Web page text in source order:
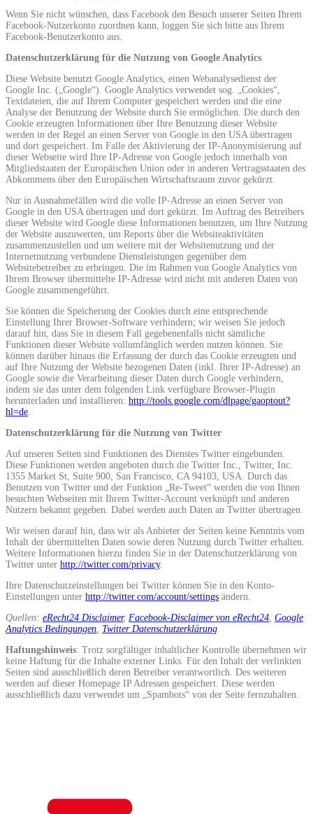
Wenn Sie nicht wünschen, dass Facebook den Besuch unserer Seiten Ihrem
Facebook-Nutzerkonto zuordnen kann, loggen Sie sich bitte aus Ihrem
Facebook-Benutzerkonto aus.
Datenschutzerklärung für die Nutzung von Google Analytics
Diese Website benutzt Google Analytics, einen Webanalysedienst der
Google Inc. („Google“). Google Analytics verwendet sog. „Cookies“,
Textdateien, die auf Ihrem Computer gespeichert werden und die eine
Analyse der Benutzung der Website durch Sie ermöglichen. Die durch den
Cookie erzeugten Informationen über Ihre Benutzung dieser Website
werden in der Regel an einen Server von Google in den USA übertragen
und dort gespeichert. Im Falle der Aktivierung der IP-Anonymisierung auf
dieser Webseite wird Ihre IP-Adresse von Google jedoch innerhalb von
Mitgliedstaaten der Europäischen Union oder in anderen Vertragsstaaten des
Abkommens über den Europäischen Wirtschaftsraum zuvor gekürzt.
Nur in Ausnahmefällen wird die volle IP-Adresse an einen Server von
Google in den USA übertragen und dort gekürzt. Im Auftrag des Betreibers
dieser Website wird Google diese Informationen benutzen, um Ihre Nutzung
der Website auszuwerten, um Reports über die Websiteaktivitäten
zusammenzustellen und um weitere mit der Websitenutzung und der
Internetnutzung verbundene Dienstleistungen gegenüber dem
Websitebetreiber zu erbringen. Die im Rahmen von Google Analytics von
Ihrem Browser übermittelte IP-Adresse wird nicht mit anderen Daten von
Google zusammengeführt.
Sie können die Speicherung der Cookies durch eine entsprechende
Einstellung Ihrer Browser-Software verhindern; wir weisen Sie jedoch
darauf hin, dass Sie in diesem Fall gegebenenfalls nicht sämtliche
Funktionen dieser Website vollumfänglich werden nutzen können. Sie
können darüber hinaus die Erfassung der durch das Cookie erzeugten und
auf Ihre Nutzung der Website bezogenen Daten (inkl. Ihrer IP-Adresse) an
Google sowie die Verarbeitung dieser Daten durch Google verhindern,
indem sie das unter dem folgenden Link verfügbare Browser-Plugin
herunterladen und installieren: http://tools.google.com/dlpage/gaoptout?
hl=de.
Datenschutzerklärung für die Nutzung von Twitter
Auf unseren Seiten sind Funktionen des Dienstes Twitter eingebunden.
Diese Funktionen werden angeboten durch die Twitter Inc., Twitter, Inc.
1355 Market St, Suite 900, San Francisco, CA 94103, USA. Durch das
Benutzen von Twitter und der Funktion „Re-Tweet“ werden die von Ihnen
besuchten Webseiten mit Ihrem Twitter-Account verknüpft und anderen
Nutzern bekannt gegeben. Dabei werden auch Daten an Twitter übertragen.
Wir weisen darauf hin, dass wir als Anbieter der Seiten keine Kenntnis vom
Inhalt der übermittelten Daten sowie deren Nutzung durch Twitter erhalten.
Weitere Informationen hierzu finden Sie in der Datenschutzerklärung von
Twitter unter http://twitter.com/privacy.
Ihre Datenschutzeinstellungen bei Twitter können Sie in den Konto-
Einstellungen unter http://twitter.com/account/settings ändern.
Quellen: eRecht24 Disclaimer, Facebook-Disclaimer von eRecht24, Google
Analytics Bedingungen, Twitter Datenschutzerklärung
Haftungshinweis: Trotz sorgfältiger inhaltlicher Kontrolle übernehmen wir
keine Haftung für die Inhalte externer Links. Für den Inhalt der verlinkten
Seiten sind ausschließlich deren Betreiber verantwortlich. Des weiteren
werden auf dieser Homepage IP Adressen gespeichert. Diese werden
ausschließlich dazu verwendet um „Spambots“ von der Seite fernzuhalten.